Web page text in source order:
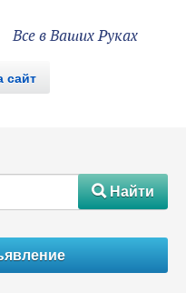
Все в Ваших Руках
сайт
#Найти